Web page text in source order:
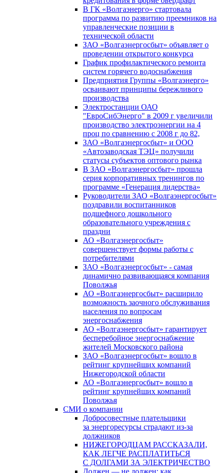
В ГК «Волгаэнерго» стартовала
программа по развитию преемников на
управленческие позиции в
технической области
ЗАО «Волгаэнергосбыт» объявляет о
проведении открытого конкурса
График профилактического ремонта
систем горячего водоснабжения
Предприятия Группы «Волгаэнерго»
осваивают принципы бережливого
производства
Электростанции ОАО
"ЕвроСибЭнерго" в 2009 г увеличили
производство электроэнергии на 4
проц по сравнению с 2008 г до 82,
ЗАО «Волгаэнергосбыт» и ООО
«Автозаводская ТЭЦ» получили
статусы субъектов оптового рынка
В ЗАО «Волгаэнергосбыт» прошла
серия корпоративных тренингов по
программе «Генерация лидерства»
Руководители ЗАО «Волгаэнергосбыт»
поздравили воспитанников
подшефного дошкольного
образовательного учреждения с
праздни
АО «Волгаэнергосбыт»
совершенствует формы работы с
потребителями
ЗАО «Волгаэнергосбыт» - самая
динамично развивающаяся компания
Поволжья
АО «Волгаэнергосбыт» расширило
возможность заочного обслуживания
населения по вопросам
энергоснабжения
АО «Волгаэнергосбыт» гарантирует
бесперебойное энергоснабжение
жителей Московского района
ЗАО «Волгаэнергосбыт» вошло в
рейтинг крупнейших компаний
Нижегородской области
АО «Волгаэнергосбыт» вошло в
рейтинг крупнейших компаний
Поволжья
СМИ о компании
Добросовестные плательщики
за энергоресурсы страдают из-за
должников
НИЖЕГОРОДЦАМ РАССКАЗАЛИ,
КАК ЛЕГЧЕ РАСПЛАТИТЬСЯ
С ДОЛГАМИ ЗА ЭЛЕКТРИЧЕСТВО